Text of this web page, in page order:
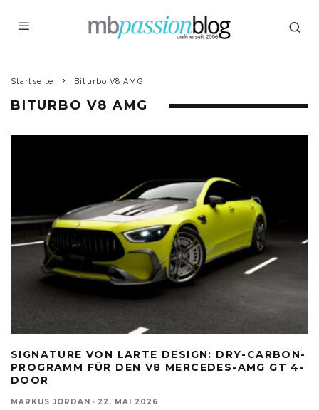
Startseite Biturbo V8 AMG
BITURBO V8 AMG
SIGNATURE VON LARTE DESIGN: DRY-CARBON-
PROGRAMM FÜR DEN V8 MERCEDES-AMG GT 4-
DOOR
MARKUS JORDAN · 22. MAI 2026